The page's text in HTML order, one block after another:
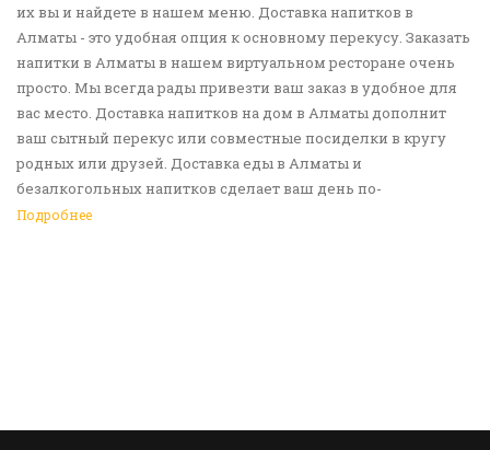
их вы и найдете в нашем меню. Доставка напитков в
Алматы - это удобная опция к основному перекусу. Заказать
напитки в Алматы в нашем виртуальном ресторане очень
просто. Мы всегда рады привезти ваш заказ в удобное для
вас место. Доставка напитков на дом в Алматы дополнит
ваш сытный перекус или совместные посиделки в кругу
родных или друзей. Доставка еды в Алматы и
безалкогольных напитков сделает ваш день по-
настоящему ярким и беззаботным. Обращайтесь к нам за
Подробнее